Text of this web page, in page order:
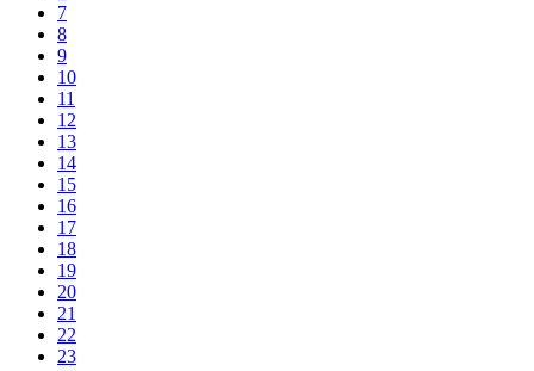
7
8
9
10
11
12
13
14
15
16
17
18
19
20
21
22
23